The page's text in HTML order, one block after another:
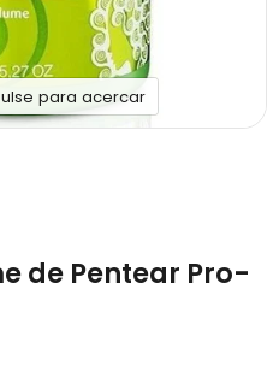
para acercar
de Pentear Pro-